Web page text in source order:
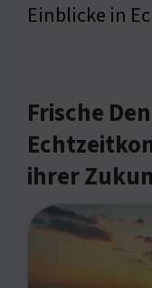
Einblicke in
Frische
ihrer